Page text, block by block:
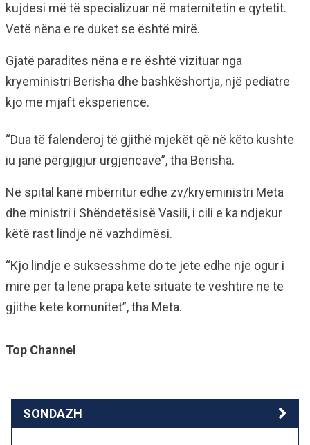
kujdesi më të specializuar në maternitetin e qytetit.
Vetë nëna e re duket se është mirë.
Gjatë paradites nëna e re është vizituar nga
kryeministri Berisha dhe bashkëshortja, një pediatre
kjo me mjaft eksperiencë.
“Dua të falenderoj të gjithë mjekët që në këto kushte
iu janë përgjigjur urgjencave”, tha Berisha.
Në spital kanë mbërritur edhe zv/kryeministri Meta
dhe ministri i Shëndetësisë Vasili, i cili e ka ndjekur
këtë rast lindje në vazhdimësi.
“Kjo lindje e suksesshme do te jete edhe nje ogur i
mire per ta lene prapa kete situate te veshtire ne te
gjithe kete komunitet”, tha Meta.
Top Channel
SONDAZH